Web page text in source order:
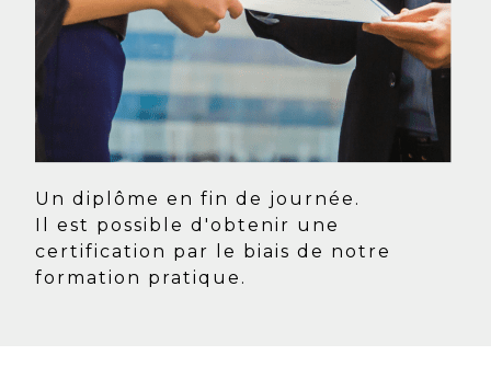
Un diplôme en fin de journée.
Il est possible d'obtenir une
certification par le biais de notre
formation pratique.